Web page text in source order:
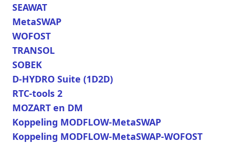
SEAWAT
MetaSWAP
WOFOST
TRANSOL
SOBEK
D-HYDRO Suite (1D2D)
RTC-tools 2
MOZART en DM
Koppeling MODFLOW-MetaSWAP
Koppeling MODFLOW-MetaSWAP-WOFOST